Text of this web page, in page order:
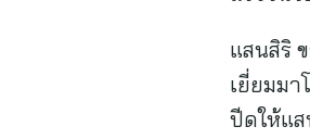
แสนสิริ
เยี่ยมม
ปีดให้แ